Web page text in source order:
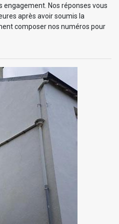
Nos réponses vous
après avoir soumis la
composer nos numéros pour